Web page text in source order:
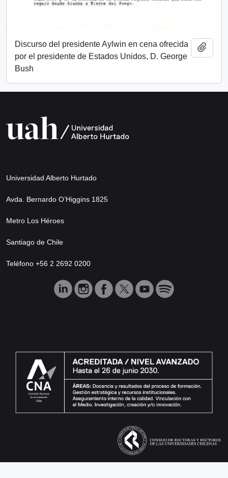
Discurso del presidente Aylwin en cena ofrecida
por el presidente de Estados Unidos, D. George
Bush
Universidad Alberto Hurtado
Avda. Bernardo O’Higgins 1825
Metro Los Héroes
Santiago de Chile
Teléfono +56 2 2692 0200